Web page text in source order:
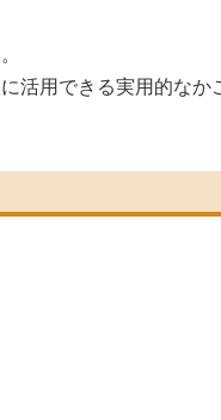
活用できる実用的なか